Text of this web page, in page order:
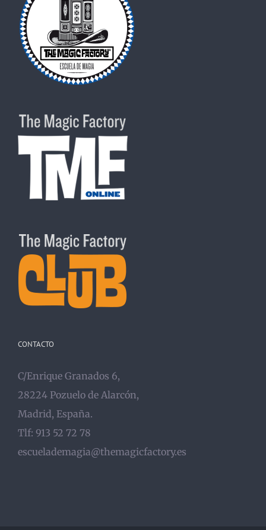
CONTACTO
C/Enrique Granados 6,
28224 Pozuelo de Alarcón,
Madrid, España.
Tlf: 913 52 72 78
escuelademagia@themagicfactory.es